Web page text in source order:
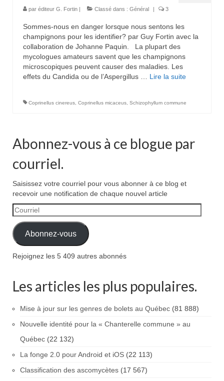
par éditeur G. Fortin Classé dans : Général 3
Sommes-nous en danger lorsque nous sentons les
champignons pour les identifier? par Guy Fortin avec la
collaboration de Johanne Paquin. La plupart des
mycologues amateurs savent que les champignons
microscopiques peuvent causer des maladies. Les
effets du Candida ou de l’Aspergillus … Lire la suite­­
Coprinellus cinereus, Coprinellus micaceus, Schizophyllum commune
Abonnez-vous à ce blogue par
courriel.
Saisissez votre courriel pour vous abonner à ce blog et
recevoir une notification de chaque nouvel article
Courriel
Abonnez-vous
Rejoignez les 5 409 autres abonnés
Les articles les plus populaires.
Mise à jour sur les genres de bolets au Québec (81 888)
Nouvelle identité pour la « Chanterelle commune » au
Québec (22 132)
La fonge 2.0 pour Android et iOS (22 113)
Classification des ascomycètes (17 567)